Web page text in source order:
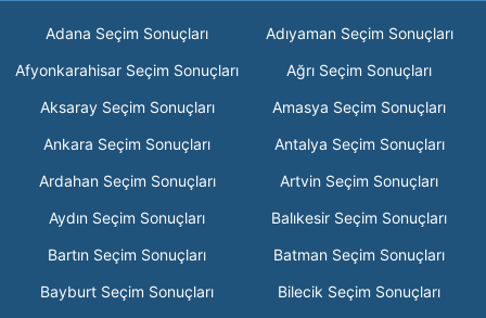
Adana Seçim Sonuçları
Adıyaman Seçim Sonuçları
Afyonkarahisar Seçim Sonuçları
Ağrı Seçim Sonuçları
Aksaray Seçim Sonuçları
Amasya Seçim Sonuçları
Ankara Seçim Sonuçları
Antalya Seçim Sonuçları
Ardahan Seçim Sonuçları
Artvin Seçim Sonuçları
Aydın Seçim Sonuçları
Balıkesir Seçim Sonuçları
Bartın Seçim Sonuçları
Batman Seçim Sonuçları
Bayburt Seçim Sonuçları
Bilecik Seçim Sonuçları